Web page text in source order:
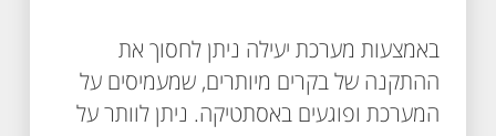
באמצעות מערכת יעילה ניתן לחסוך את
ההתקנה של בקרים מיותרים, שמעמיסים על
המערכת ופוגעים באסתטיקה. ניתן לוותר על